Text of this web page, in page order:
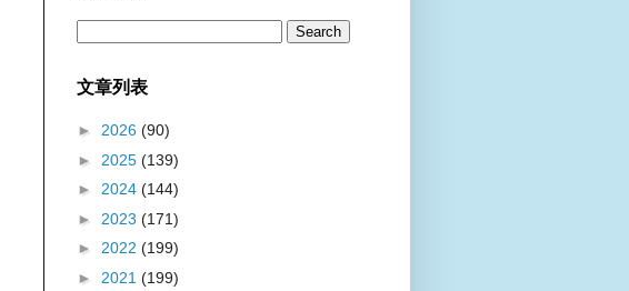
文章列表
► 2026 (90)
► 2025 (139)
► 2024 (144)
► 2023 (171)
► 2022 (199)
► 2021 (199)